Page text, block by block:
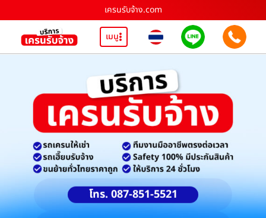
เครนรับจ้าง.com
เมนู
โทร. 087-851-5521